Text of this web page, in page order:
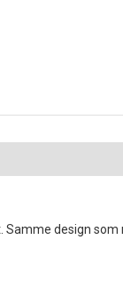
Samme design som